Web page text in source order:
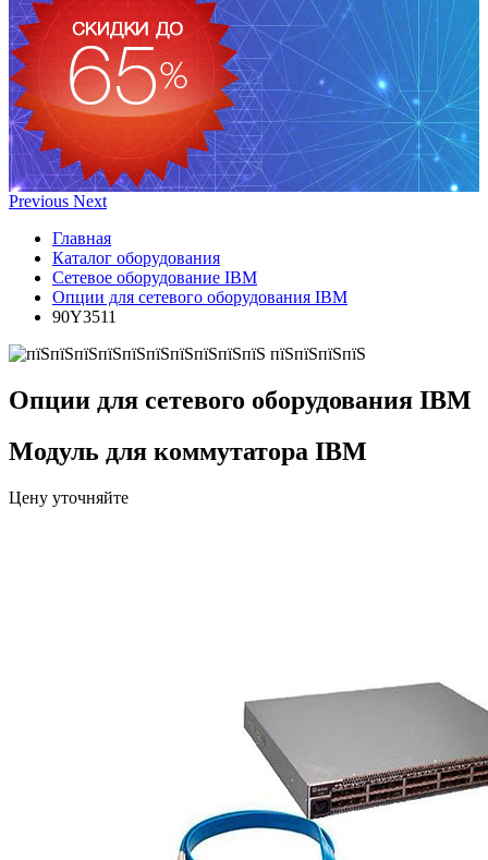
Previous Next
Главная
Каталог оборудования
Сетевое оборудование IBM
Опции для сетевого оборудования IBM
90Y3511
Опции для сетевого оборудования IBM
Модуль для коммутатора IBM
Цену уточняйте